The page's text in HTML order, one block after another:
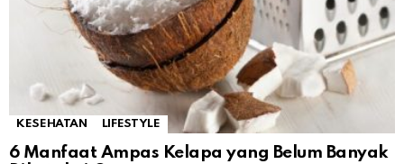
KESEHATAN LIFESTYLE
6 Manfaat Ampas Kelapa yang Belum Banyak